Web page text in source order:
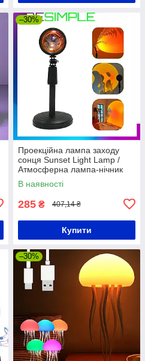
–30%
Проекційна лампа заходу
сонця Sunset Light Lamp /
Атмосферна лампа-нічник
USB що імітує захід сонця
20х7см
В наявності
285 ₴ 407,14 ₴
Купити
–30%